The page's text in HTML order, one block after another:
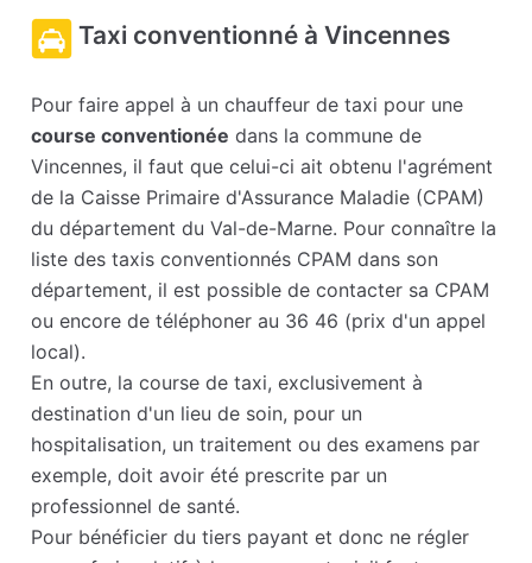
Taxi conventionné à Vincennes
Pour faire appel à un chauffeur de taxi pour une
course conventionée dans la commune de
Vincennes, il faut que celui-ci ait obtenu l'agrément
de la Caisse Primaire d'Assurance Maladie (CPAM)
du département du Val-de-Marne. Pour connaître la
liste des taxis conventionnés CPAM dans son
département, il est possible de contacter sa CPAM
ou encore de téléphoner au 36 46 (prix d'un appel
local).
En outre, la course de taxi, exclusivement à
destination d'un lieu de soin, pour un
hospitalisation, un traitement ou des examens par
exemple, doit avoir été prescrite par un
professionnel de santé.
Pour bénéficier du tiers payant et donc ne régler